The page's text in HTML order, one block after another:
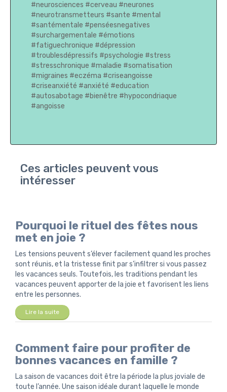
#neurosciences #cerveau #neurones
#neurotransmetteurs #sante #mental
#santémentale #penséesnegatives
#surchargementale #émotions
#fatiguechronique #dépression
#troublesdépressifs #psychologie #stress
#stresschronique #maladie #somatisation
#migraines #eczéma #criseangoisse
#criseanxiété #anxiété #education
#autosabotage #bienêtre #hypocondriaque
#angoisse
Ces articles peuvent vous
intéresser
Pourquoi le rituel des fêtes nous
met en joie ?
Les tensions peuvent s’élever facilement quand les proches
sont réunis, et la tristesse finit par s’infiltrer si vous passez
les vacances seuls. Toutefois, les traditions pendant les
vacances peuvent apporter de la joie et favorisent les liens
entre les personnes.
Lire la suite
Comment faire pour profiter de
bonnes vacances en famille ?
La saison de vacances doit être la période la plus joviale de
toute l’année. Une saison idéale durant laquelle le monde